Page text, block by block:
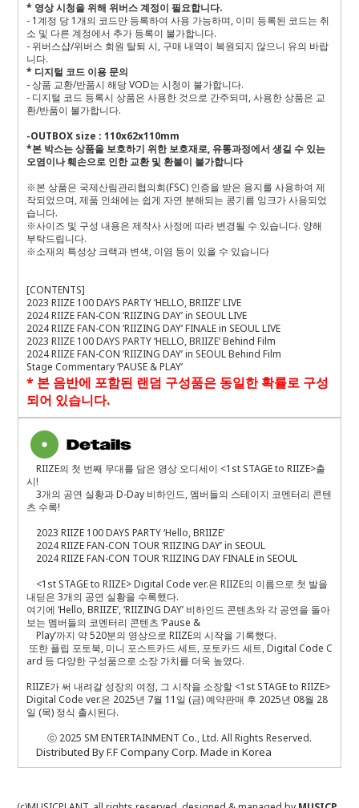
* 영상 시청을 위해 위버스 계정이 필요합니다.
- 1계정 당1개의 코드만 등록하여 사용 가능하며, 이미 등록된 코드는 취
소 및 다른 계정에서 추가 등록이 불가합니다.
-위버스샵/위버스 회원 탈퇴 시, 구매 내역이 복원되지 않으니 유의 바랍
니다.
* 디지털 코드 이용 문의
-상품 교환/반품시 해당VOD는 시청이 불가합니다.
- 디지털 코드 등록시 상품은 사용한 것으로 간주되며,사용한 상품은 교
환/반품이 불가합니다.
-OUTBOX size : 110x62x110mm
*본 박스는 상품을 보호하기 위한 보호재로, 유통과정에서 생길 수 있는
오염이나 훼손으로 인한 교환 및 환불이 불가합니다
※본 상품은 국제산림관리협의회(FSC) 인증을 받은 용지를 사용하여 제
작되었으며,제품 인쇄에는 쉽게 자연 분해되는 콩기름 잉크가 사용되었
습니다.
※사이즈 및 구성 내용은 제작사 사정에 따라 변경될 수 있습니다. 양해
부탁드립니다.
※소재의 특성상 크랙과 변색, 이염 등이 있을 수 있습니다
[CONTENTS]
2023 RIIZE 100 DAYS PARTY ‘HELLO, BRIIZE’ LIVE
2024 RIIZE FAN-CON ‘RIIZING DAY’ in SEOUL LIVE
2024 RIIZE FAN-CON ‘RIIZING DAY’ FINALE in SEOUL LIVE
2023 RIIZE 100 DAYS PARTY ‘HELLO, BRIIZE’ Behind Film
2024 RIIZE FAN-CON ‘RIIZING DAY’ in SEOUL Behind Film
Stage Commentary ‘PAUSE & PLAY’
* 본 음반에 포함된 랜덤 구성품은 동일한 확률로 구성
되어 있습니다.
RIIZE의 첫 번째 무대를 담은 영상 오디세이 <1st STAGE to RIIZE>출
시!
3개의 공연 실황과D-Day 비하인드, 멤버들의 스테이지 코멘터리 콘텐
츠 수록!
2023 RIIZE 100 DAYS PARTY ‘Hello, BRIIZE’
2024 RIIZE FAN-CON TOUR ‘RIIZING DAY’ in SEOUL
2024 RIIZE FAN-CON TOUR ‘RIIZING DAY FINALE in SEOUL
<1st STAGE to RIIZE> Digital Code ver.은 RIIZE의 이름으로 첫 발을
내딛은 3개의 공연 실황을 수록했다.
여기에 ‘Hello, BRIIZE’,‘RIIZING DAY’ 비하인드 콘텐츠와 각 공연을 돌아
보는 멤버들의 코멘터리 콘텐츠 ‘Pause &
Play’까지 약520분의 영상으로RIIZE의 시작을 기록했다.
또한 플립 포토북, 미니 포스트카드 세트, 포토카드 세트, Digital Code C
ard 등 다양한 구성품으로 소장 가치를 더욱 높였다.
RIIZE가 써 내려갈 성장의 여정, 그 시작을 소장할<1st STAGE to RIIZE>
Digital Code ver.은 2025년 7월 11 일 (금)예약판매 후 2025년 08월 28
일 (목) 정식 출시된다.
ⓒ 2025 SM ENTERTAINMENT Co., Ltd. All Rights Reserved.
Distributed By F.F Company Corp. Made in Korea